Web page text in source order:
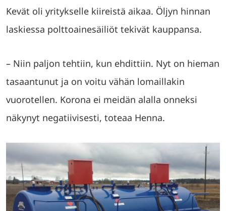
Kevät oli yritykselle kiireistä aikaa. Öljyn hinnan
laskiessa polttoainesäiliöt tekivät kauppansa.
– Niin paljon tehtiin, kun ehdittiin. Nyt on hieman
tasaantunut ja on voitu vähän lomaillakin
vuorotellen. Korona ei meidän alalla onneksi
näkynyt negatiivisesti, toteaa Henna.